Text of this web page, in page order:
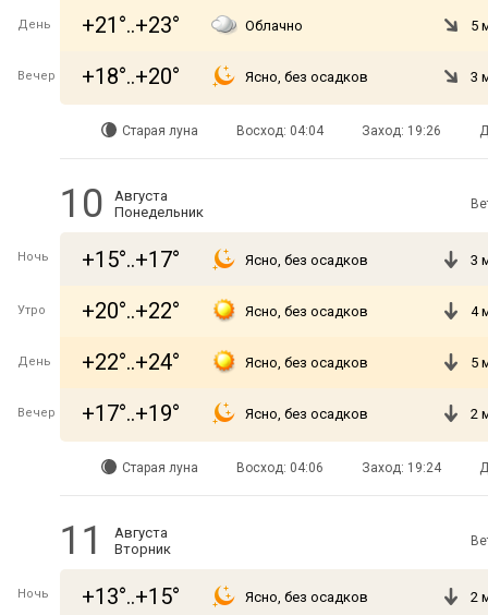
День +21°..+23° Облачно 5
Вечер +18°..+20° Ясно, без осадков 3
Старая луна Восход: 04:04 Заход: 19:26
10
Августа
Понедельник
Ночь +15°..+17° Ясно, без осадков 3
Утро +20°..+22° Ясно, без осадков 4
День +22°..+24° Ясно, без осадков 5
Вечер +17°..+19° Ясно, без осадков 2
Старая луна Восход: 04:06 Заход: 19:24
11
Августа
Вторник
Ночь +13°..+15° Ясно, без осадков 2